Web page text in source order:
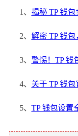
1、 揭秘 TP 钱
2、 解密 TP 钱
3、 警惕！TP 钱
4、 关于 TP 钱
5、 TP 钱包设置